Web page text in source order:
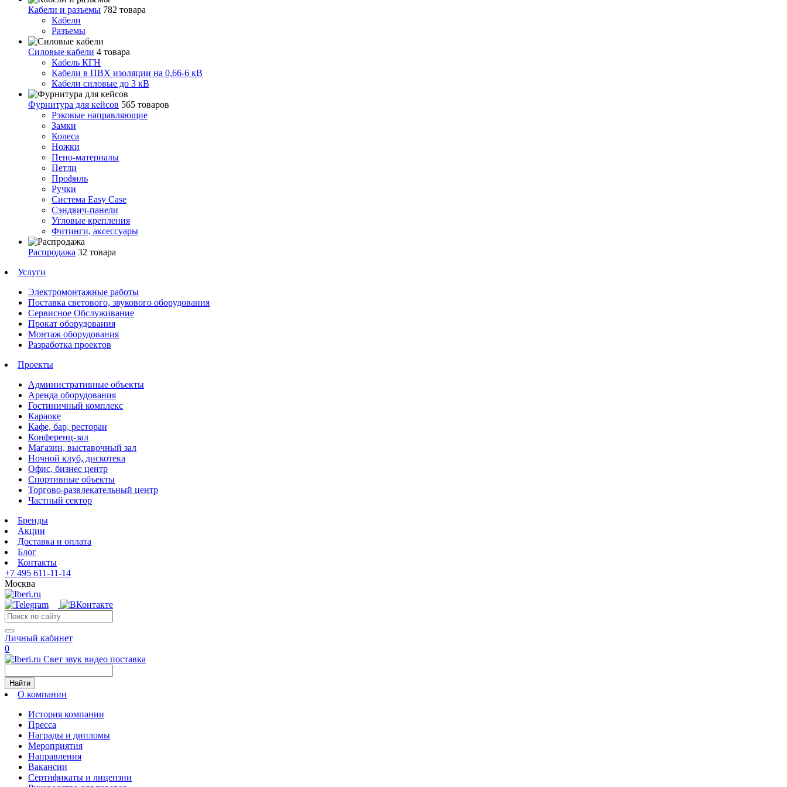
Кабели и разъемы 782 товара
Кабели
Разъемы
Силовые кабели 4 товара
Кабель КГН
Кабели в ПВХ изоляции на 0,66-6 кВ
Кабели силовые до 3 кВ
Фурнитура для кейсов 565 товаров
Рэковые направляющие
Замки
Колеса
Ножки
Пено-материалы
Петли
Профиль
Ручки
Система Easy Case
Сэндвич-панели
Угловые крепления
Фитинги, аксессуары
Распродажа 32 товара
Услуги
Электромонтажные работы
Поставка светового, звукового оборудования
Сервисное Обслуживание
Прокат оборудования
Монтаж оборудования
Разработка проектов
Проекты
Административные объекты
Аренда оборудования
Гостиничный комплекс
Караоке
Кафе, бар, ресторан
Конференц-зал
Магазин, выставочный зал
Ночной клуб, дискотека
Офис, бизнес центр
Спортивные объекты
Торгово-развлекательный центр
Частный сектор
Бренды
Акции
Доставка и оплата
Блог
Контакты
+7 495 611-11-14
Москва
Личный кабинет
0
Свет звук видео поставка
Найти
О компании
История компании
Пресса
Награды и дипломы
Мероприятия
Направления
Вакансии
Сертификаты и лицензии